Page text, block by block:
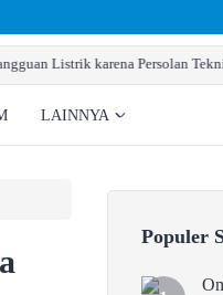
Sebut Sudah 138 Kejadian,
LAINNYA
Populer